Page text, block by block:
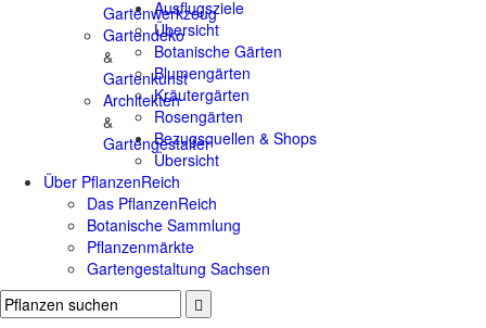
Gartenwerkzeug
Gartendeko
&
Gartenkunst
Architekten
&
Gartengestalter
Ausflugsziele
Übersicht
Botanische Gärten
Blumengärten
Kräutergärten
Rosengärten
Bezugsquellen & Shops
Übersicht
Über PflanzenReich
Das PflanzenReich
Botanische Sammlung
Pflanzenmärkte
Gartengestaltung Sachsen